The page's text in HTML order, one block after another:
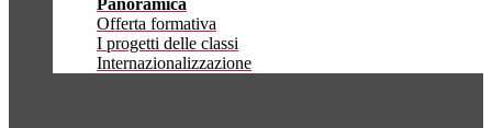
Panoramica
Offerta formativa
I progetti delle classi
Internazionalizzazione